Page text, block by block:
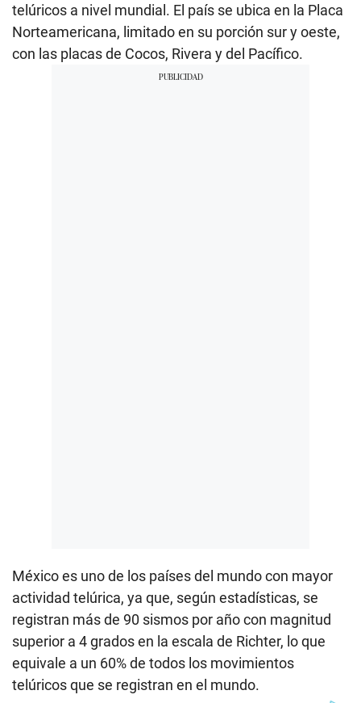
telúricos a nivel mundial. El país se ubica en la Placa
Norteamericana, limitado en su porción sur y oeste,
con las placas de Cocos, Rivera y del Pacífico.
México es uno de los países del mundo con mayor
actividad telúrica, ya que, según estadísticas, se
registran más de 90 sismos por año con magnitud
superior a 4 grados en la escala de Richter, lo que
equivale a un 60% de todos los movimientos
telúricos que se registran en el mundo.